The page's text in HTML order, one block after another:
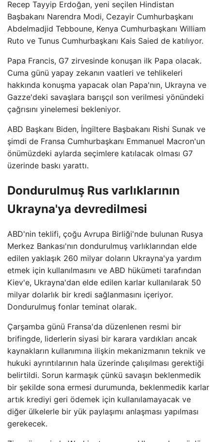
Recep Tayyip Erdoğan, yeni seçilen Hindistan
Başbakanı Narendra Modi, Cezayir Cumhurbaşkanı
Abdelmadjid Tebboune, Kenya Cumhurbaşkanı William
Ruto ve Tunus Cumhurbaşkanı Kais Saied de katılıyor.
Papa Francis, G7 zirvesinde konuşan ilk Papa olacak.
Cuma günü yapay zekanın vaatleri ve tehlikeleri
hakkında konuşma yapacak olan Papa'nın, Ukrayna ve
Gazze'deki savaşlara barışçıl son verilmesi yönündeki
çağrısını yinelemesi bekleniyor.
ABD Başkanı Biden, İngiltere Başbakanı Rishi Sunak ve
şimdi de Fransa Cumhurbaşkanı Emmanuel Macron'un
önümüzdeki aylarda seçimlere katılacak olması G7
üzerinde baskı yarattı.
Dondurulmuş Rus varlıklarının
Ukrayna'ya devredilmesi
ABD'nin teklifi, çoğu Avrupa Birliği'nde bulunan Rusya
Merkez Bankası'nın dondurulmuş varlıklarından elde
edilen yaklaşık 260 milyar doların Ukrayna'ya yardım
etmek için kullanılmasını ve ABD hükümeti tarafından
Kiev'e, Ukrayna'dan elde edilen karlar kullanılarak 50
milyar dolarlık bir kredi sağlanmasını içeriyor.
Dondurulmuş fonlar teminat olarak.
Çarşamba günü Fransa'da düzenlenen resmi bir
brifingde, liderlerin siyasi bir karara vardıkları ancak
kaynakların kullanımına ilişkin mekanizmanın teknik ve
hukuki ayrıntılarının hala üzerinde çalışılması gerektiği
belirtildi. Sorun karmaşık çünkü savaşın beklenmedik
bir şekilde sona ermesi durumunda, beklenmedik karlar
artık krediyi geri ödemek için kullanılamayacak ve
diğer ülkelerle bir yük paylaşımı anlaşması yapılması
gerekecek.